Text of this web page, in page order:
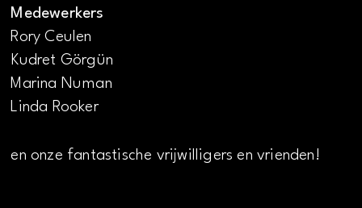
Medewerkers
Rory Ceulen
Kudret Görgün
Marina Numan
Linda Rooker
en onze fantastische vrijwilligers en vrienden!